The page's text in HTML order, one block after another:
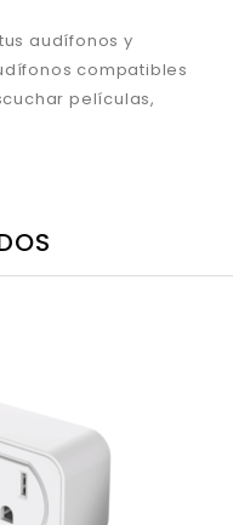
audífonos y
compatibles
películas,